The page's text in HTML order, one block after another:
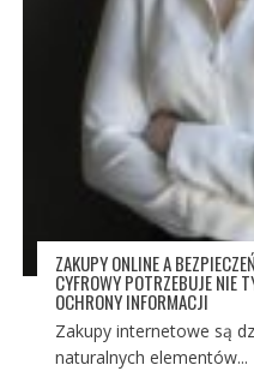
ZAKUPY ONLINE A
CYFROWY POTRZEBUJE NIE
OCHRONY INFORMACJI
Zakupy internetowe są
naturalnych elementów...